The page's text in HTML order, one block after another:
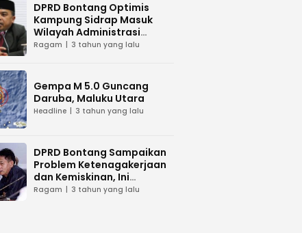
DPRD Bontang Optimis
Kampung Sidrap Masuk
Wilayah Administrasi
Bontang
Ragam 3 tahun yang lalu
Gempa M 5.0 Guncang
Daruba, Maluku Utara
Headline 3 tahun yang lalu
DPRD Bontang Sampaikan
Problem Ketenagakerjaan
dan Kemiskinan, Ini
Tanggapan Wawali Kota
Ragam 3 tahun yang lalu